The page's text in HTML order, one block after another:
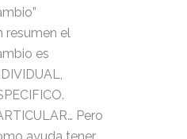
resumen el
es
Pero